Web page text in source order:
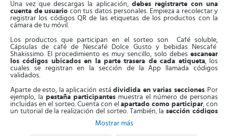
Una vez que descargas la aplicación, debes registrarte con una
cuenta de usuario con tus datos personales. Empieza a recolectar y
registrar los códigos QR de las etiquetas de los productos con la
cámara de tu móvil.
Los productos que participan en el sorteo son Café soluble,
Cápsulas de café de Nescafé Dolce Gusto y bebidas Nescafé
Shakissimo. El procedimiento es muy sencillo, solo debes escanear
los códigos ubicados en la parte trasera de cada etiqueta, los
cuales se registran en la sección de la App llamada códigos
validados.
Aparte de esto, la aplicación está dividida en varias secciones. Por
ejemplo, la pestaña participantes muestra el número de personas
incluidas en el sorteo. Cuenta con elapartado como participar, con
un tutorial de la realización del sorteo. También, lasección códigos
Mostrar más